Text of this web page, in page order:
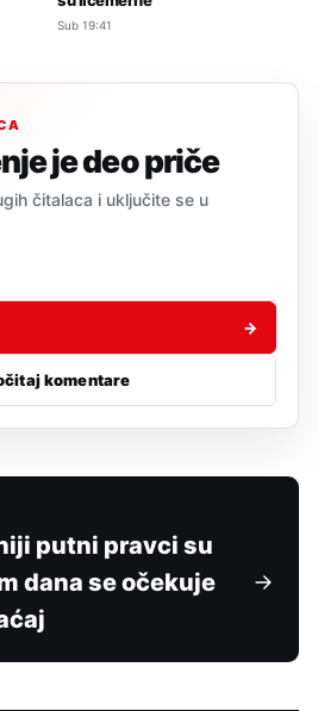
Sub 19:41
je deo priče
čitalaca i uključite se u
→
komentare
putni pravci su
dana se očekuje